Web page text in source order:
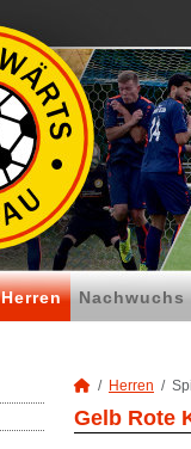
Herren Nachwuchs
Herren
Gelb Rote